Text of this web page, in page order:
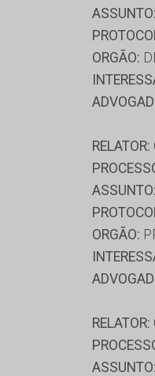
ASSUNTO:
ORGÃO:
RELATOR:
ASSUNTO:
ORGÃO:
RELATOR:
ASSUNTO: